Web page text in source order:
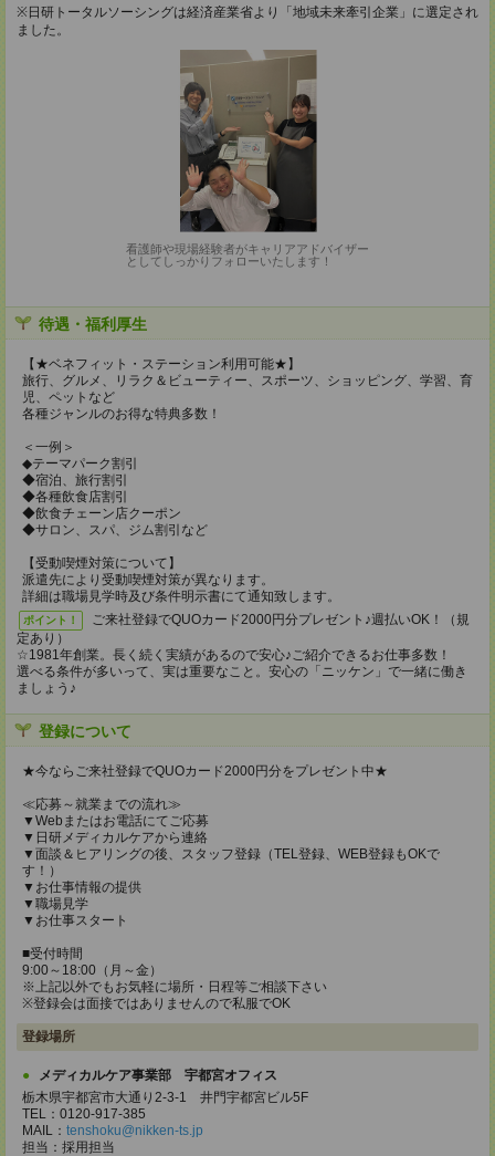
※日研トータルソーシングは経済産業省より「地域未来牽引企業」に選定され
ました。
看護師や現場経験者がキャリアアドバイザー
としてしっかりフォローいたします！
待遇・福利厚生
【★ベネフィット・ステーション利用可能★】
旅行、グルメ、リラク＆ビューティー、スポーツ、ショッピング、学習、育
児、ペットなど
各種ジャンルのお得な特典多数！
＜一例＞
◆テーマパーク割引
◆宿泊、旅行割引
◆各種飲食店割引
◆飲食チェーン店クーポン
◆サロン、スパ、ジム割引など
【受動喫煙対策について】
派遣先により受動喫煙対策が異なります。
詳細は職場見学時及び条件明示書にて通知致します。
ポイント！
ご来社登録でQUOカード2000円分プレゼント♪週払いOK！（規
定あり）
☆1981年創業。長く続く実績があるので安心♪ご紹介できるお仕事多数！
選べる条件が多いって、実は重要なこと。安心の「ニッケン」で一緒に働き
ましょう♪
登録について
★今ならご来社登録でQUOカード2000円分をプレゼント中★
≪応募～就業までの流れ≫
▼Webまたはお電話にてご応募
▼日研メディカルケアから連絡
▼面談＆ヒアリングの後、スタッフ登録（TEL登録、WEB登録もOKで
す！）
▼お仕事情報の提供
▼職場見学
▼お仕事スタート
■受付時間
9:00～18:00（月～金）
※上記以外でもお気軽に場所・日程等ご相談下さい
※登録会は面接ではありませんので私服でOK
登録場所
メディカルケア事業部 宇都宮オフィス
栃木県宇都宮市大通り2-3-1 井門宇都宮ビル5F
TEL：0120-917-385
MAIL： tenshoku@nikken-ts.jp
担当：採用担当